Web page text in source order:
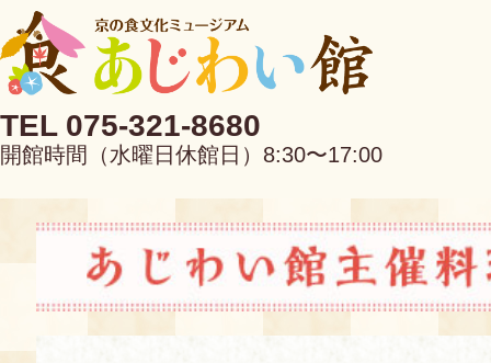
TEL 075-321-8680
開館時間（水曜日休館日）8:30〜17:00
EN 中文